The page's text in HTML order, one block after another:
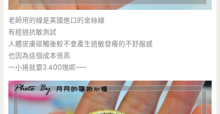
老師用的線是美國進口的金絲線
有經過抗敏測試
人體皮膚碰觸後較不會產生過敏發癢的不舒服感
也因為這個成本很高
一小捲就要3.400塊呢~~~